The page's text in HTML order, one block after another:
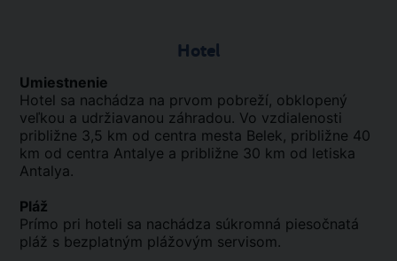
Hotel
Umiestnenie
Hotel sa nachádza na prvom pobreží, obklopený
veľkou a udržiavanou záhradou. Vo vzdialenosti
približne 3,5 km od centra mesta Belek, približne 40
km od centra Antalye a približne 30 km od letiska
Antalya.
Pláž
Prímo pri hoteli sa nachádza súkromná piesočnatá
pláž s bezplatným plážovým servisom.